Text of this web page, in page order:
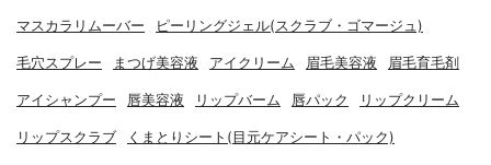
マスカラリムーバー ピーリングジェル(スクラブ・ゴマージュ)
毛穴スプレー まつげ美容液 アイクリーム 眉毛美容液 眉毛育毛剤
アイシャンプー 唇美容液 リップバーム 唇パック リップクリーム
リップスクラブ くまとりシート(目元ケアシート・パック)